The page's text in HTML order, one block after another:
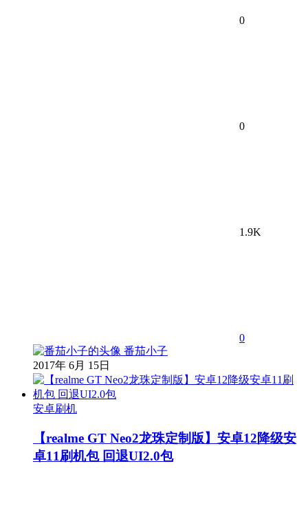
0
0
1.9K
0
番茄小子
2017年 6月 15日
安卓刷机
【realme GT Neo2龙珠定制版】安卓12降级安
卓11刷机包 回退UI2.0包